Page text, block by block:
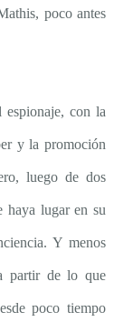
poco antes
espionaje, con la
y la promoción
luego de dos
haya lugar en su
Y menos
partir de lo que
poco tiempo